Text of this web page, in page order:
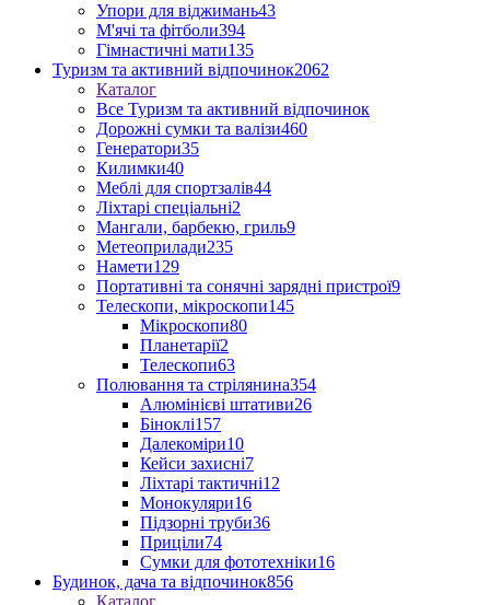
Упори для віджимань43
М'ячі та фітболи394
Гімнастичні мати135
Туризм та активний відпочинок2062
Каталог
Все Туризм та активний відпочинок
Дорожні сумки та валізи460
Генератори35
Килимки40
Меблі для спортзалів44
Ліхтарі спеціальні2
Мангали, барбекю, гриль9
Метеоприлади235
Намети129
Портативні та сонячні зарядні пристрої9
Телескопи, мікроскопи145
Мікроскопи80
Планетарії2
Телескопи63
Полювання та стрілянина354
Алюмінієві штативи26
Біноклі157
Далекоміри10
Кейси захисні7
Ліхтарі тактичні12
Монокуляри16
Підзорні труби36
Приціли74
Сумки для фототехніки16
Будинок, дача та відпочинок856
Каталог